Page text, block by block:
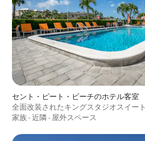
セント・ピート・ビーチのホテル客室
全面改装されたキングスタジオスイート
家族 · 近隣 · 屋外スペース